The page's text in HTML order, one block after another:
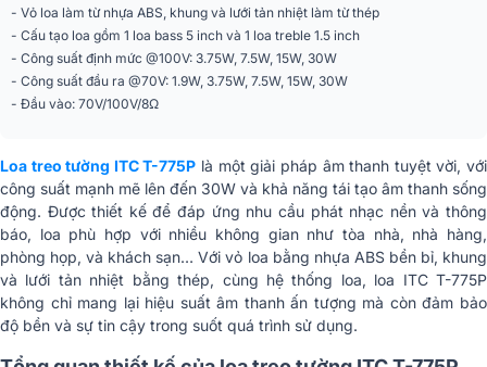
Trở kháng 2.6KΩ/1.3KΩ/670Ω/330Ω/165Ω
Đáp ứng tần số (-10dB) 125Hz-18kHz
Khả năng chống nước
Trọng lượng 2.7kg
Nhập khẩu & Phân
phối
CÔNG TY TNHH CK AUDIO
- Vỏ loa làm từ nhựa ABS, khung và lưới tản nhiệt làm từ thép
- Cấu tạo loa gồm 1 loa bass 5 inch và 1 loa treble 1.5 inch
- Công suất định mức @100V: 3.75W, 7.5W, 15W, 30W
- Công suất đầu ra @70V: 1.9W, 3.75W, 7.5W, 15W, 30W
- Đầu vào: 70V/100V/8Ω
Loa treo tường ITC T-775P là một giải pháp âm thanh tuyệt vời, với
công suất mạnh mẽ lên đến 30W và khả năng tái tạo âm thanh sống
động. Được thiết kế để đáp ứng nhu cầu phát nhạc nền và thông
báo, loa phù hợp với nhiều không gian như tòa nhà, nhà hàng,
phòng họp, và khách sạn… Với vỏ loa bằng nhựa ABS bền bỉ, khung
và lưới tản nhiệt bằng thép, cùng hệ thống loa, loa ITC T-775P
không chỉ mang lại hiệu suất âm thanh ấn tượng mà còn đảm bảo
độ bền và sự tin cậy trong suốt quá trình sử dụng.